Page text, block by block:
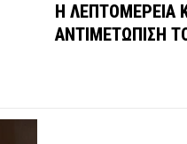
Η ΛΕΠΤΟΜΕΡΕΙΑ
ΑΝΤΙΜΕΤΩΠΙΣΗ